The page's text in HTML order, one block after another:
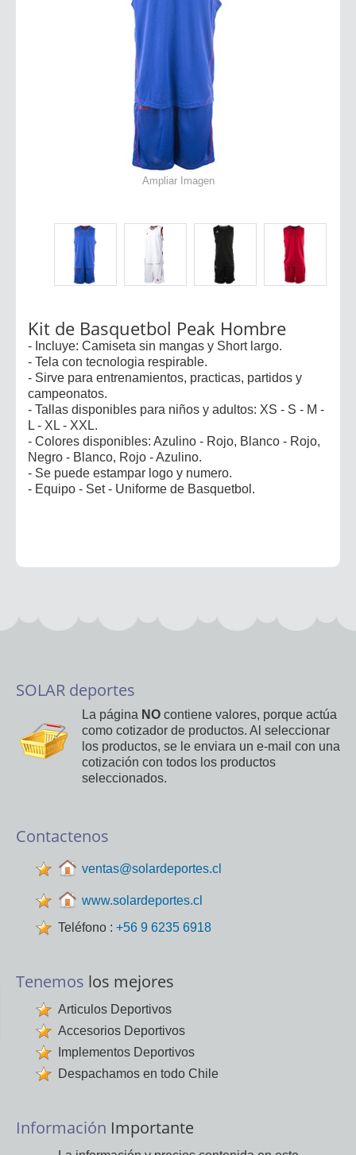
Ampliar Imagen
Kit de Basquetbol Peak Hombre
- Incluye: Camiseta sin mangas y Short largo.
- Tela con tecnologia respirable.
- Sirve para entrenamientos, practicas, partidos y
campeonatos.
- Tallas disponibles para niños y adultos: XS - S - M -
L - XL - XXL.
- Colores disponibles: Azulino - Rojo, Blanco - Rojo,
Negro - Blanco, Rojo - Azulino.
- Se puede estampar logo y numero.
- Equipo - Set - Uniforme de Basquetbol.
SOLAR deportes
La página NO contiene valores, porque actúa
como cotizador de productos. Al seleccionar
los productos, se le enviara un e-mail con una
cotización con todos los productos
seleccionados.
Contactenos
ventas@solardeportes.cl
www.solardeportes.cl
Teléfono : +56 9 6235 6918
Tenemos los mejores
Articulos Deportivos
Accesorios Deportivos
Implementos Deportivos
Despachamos en todo Chile
Información Importante